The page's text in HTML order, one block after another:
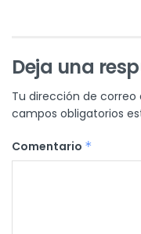
Deja una
Tu dirección de
campos obligatorios
Comentario *